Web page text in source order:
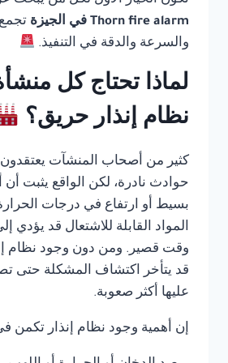
Thorn fire alarm في الجيزة
والسرعة والدقة في التنفيذ.
لماذا تحتاج كل
نظام إنذار حريق؟
كثير من أصحاب المنشآت يعتقدون
حوادث نادرة، لكن الواقع يثبت
بسيط أو ارتفاع في درجات
المواد القابلة للاشتعال قد يؤدي
وقت قصير. ومن دون وجود نظام
قد يتأخر اكتشاف المشكلة حتى
عليها أكثر صعوبة.
إن أهمية وجود نظام إنذار تكمن